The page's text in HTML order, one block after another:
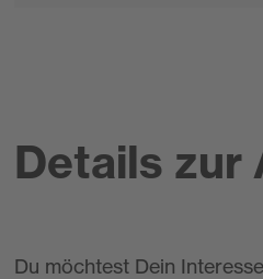
Details zur
Du möchtest Dein